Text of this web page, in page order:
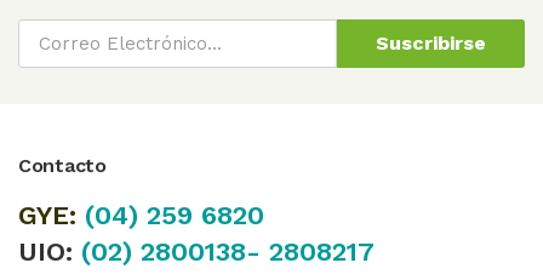
Suscribirse
Contacto
GYE: (04) 259 6820
UIO: (02) 2800138- 2808217